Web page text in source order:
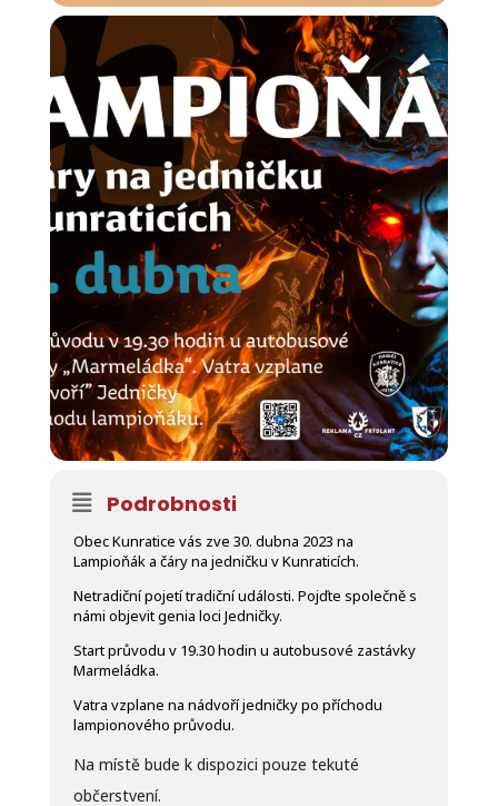
Podrobnosti
Obec Kunratice vás zve 30. dubna 2023 na
Lampioňák a čáry na jedničku v Kunraticích.
Netradiční pojetí tradiční události. Pojďte společně s
námi objevit genia loci Jedničky.
Start průvodu v 19.30 hodin u autobusové zastávky
Marmeládka.
Vatra vzplane na nádvoří jedničky po příchodu
lampionového průvodu.
Na místě bude k dispozici pouze tekuté
občerstvení.